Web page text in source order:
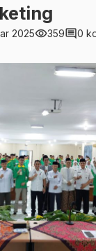
2025visibility359comment0